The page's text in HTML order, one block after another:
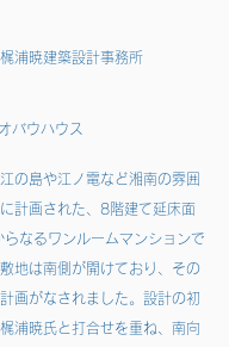
浦暁建築設計事務所
バウハウス
の島や江ノ電など湘南の雰囲
計画された、8階建て延床面
なるワンルームマンションで
地は南側が開けており、その
画がなされました。設計の初
浦暁氏と打合せを重ね、南向